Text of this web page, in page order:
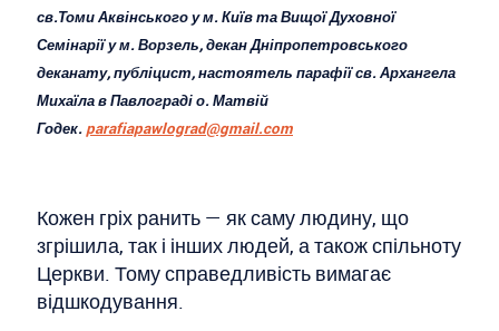
св.Томи Аквінського у м. Київ та Вищої Духовної
Семінарії у м. Ворзель, декан Дніпропетровського
деканату, публіцист, настоятель парафії св. Архангела
Михаїла в Павлограді о. Матвій
Годек.parafiapawlograd@gmail.com
Кожен гріх ранить — як саму людину, що
згрішила, так і інших людей, а також спільноту
Церкви. Тому справедливість вимагає
відшкодування.